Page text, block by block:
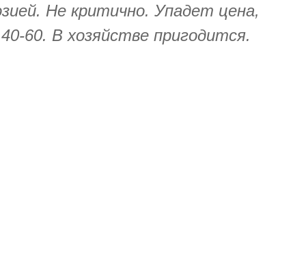
Не критично. Упадет цена,
60. В хозяйстве пригодится.